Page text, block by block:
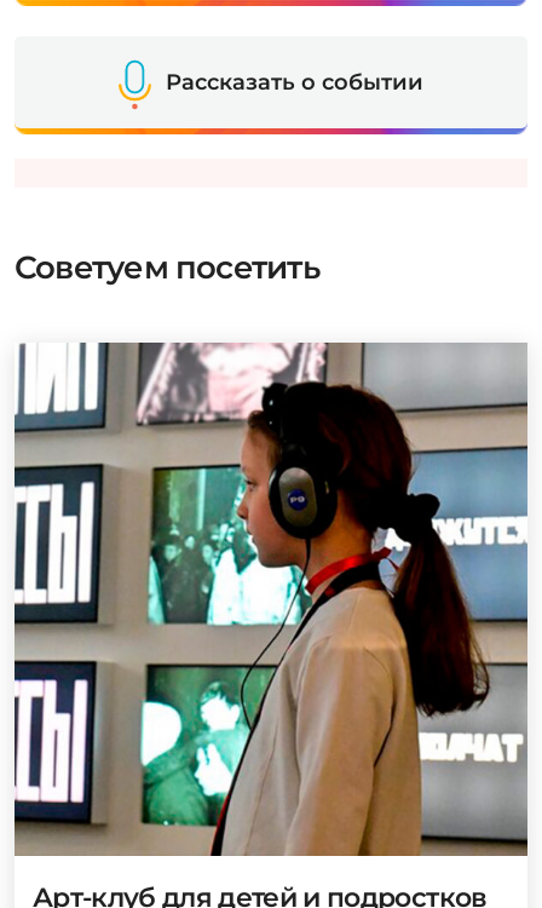
Рассказать о событии
Советуем посетить
Арт-клуб для детей и подростков